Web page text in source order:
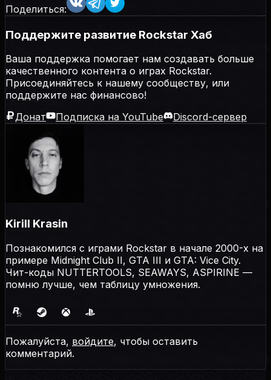
Поделиться:
Поддержите развитие Rockstar Хаб
Ваша поддержка помогает нам создавать больше
качественного контента о играх Rockstar.
Присоединяйтесь к нашему сообществу, или
поддержите нас финансово!
Донат
Подписка на YouTube Discord-сервер
Kirill Krasin
Познакомился с играми Rockstar в начале 2000-х на
примере Midnight Club II, GTA III и GTA: Vice City.
Чит-коды NUTTERTOOLS, SEAWAYS, ASPIRINE —
помню лучше, чем таблицу умножения.
Пожалуйста, войдите, чтобы оставить
комментарий.